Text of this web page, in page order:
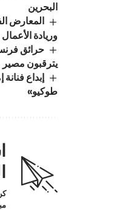
البحرين
المعارض
وريادة الأعمال
حرائق
يترقبون
إبداع
طوكيو»